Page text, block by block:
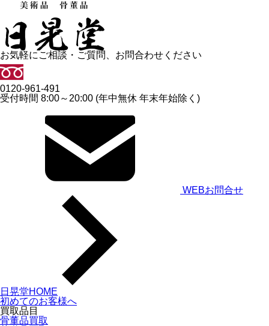
お気軽にご相談・ご質問、お問合わせください
0120-961-491
受付時間 8:00～20:00 (年中無休 年末年始除く)
WEBお問合せ
日晃堂HOME
初めてのお客様へ
買取品目
骨董品買取